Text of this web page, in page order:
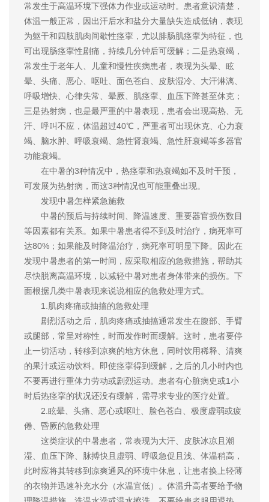
常发生于高温环境下强体力作业或运动时。患者意识清楚，
体温一般正常，因出汗后水和盐分大量缺失造成低钠，表现
为躯干和四肢肌肉间歇性痉挛，尤以腓肠肌痉挛为特征，也
可出现肠痉挛性剧痛，持续几分钟后可缓解；二是热衰竭，
常发生于老年人、儿童和慢性疾病患者，表现为头晕、眩
晕、头痛、恶心、呕吐、面色苍白、皮肤湿冷、大汗淋漓、
呼吸增快、心律失常、晕厥、肌痉挛、血压下降甚至休克；
三是热射病，也是最严重的中暑表现，患者会出现高热、无
汗、呼叫不应，体温超过40℃，严重者可出现休克、心力衰
竭、脑水肿、呼吸衰竭、急性肾衰竭、急性肝衰竭等多器官
功能衰竭。
在中暑的3种情况中，热痉挛和热衰竭如不及时干预，
可发展为热射病，而这3种情况也可能重叠出现。
发现中暑怎样紧急施救
中暑的预后与持续时间、降温速度、重要器官损伤数目
等因素都有关系。如果中暑患者得不到及时治疗，病死率可
达80%；如果能及时降温治疗，病死率可明显下降。因此在
发现中暑患者的第一时间，应采取相应的急救措施，帮助其
尽快脱离高温环境，以减轻中暑对患者身体带来的损伤。下
面根据几类中暑表现来说说相应的急救处理方式。
1.肌肉疼痛或抽搐的急救处理
剧烈活动之后，肌肉疼痛或抽搐通常发生在腹部、手臂
或腿部，常呈对称性，时而发作时而缓解。这时，患者要停
止一切活动，转移到凉爽的地方休息，同时饮用稀释、清爽
的果汁或运动饮料。即使痉挛得到缓解，之后的几小时内也
不要再进行重体力劳动或剧烈运动。患者有心脏病史或1小
时后热痉挛的状况还没有缓解，需寻求专业的医疗处置。
2.眩晕、头痛、恶心或呕吐、脸色苍白、极度虚弱或疲
倦、昏厥的急救处理
这类症状的中暑患者，常表现为大汗、皮肤冰凉且潮
湿、血压下降、脉搏快且虚弱、呼吸急促且浅、体温稍高，
此时应将其转移到凉爽通风的环境中休息，让患者换上轻薄
的衣物并迅速补充水分（水温宜低）。体温升高者要给予物